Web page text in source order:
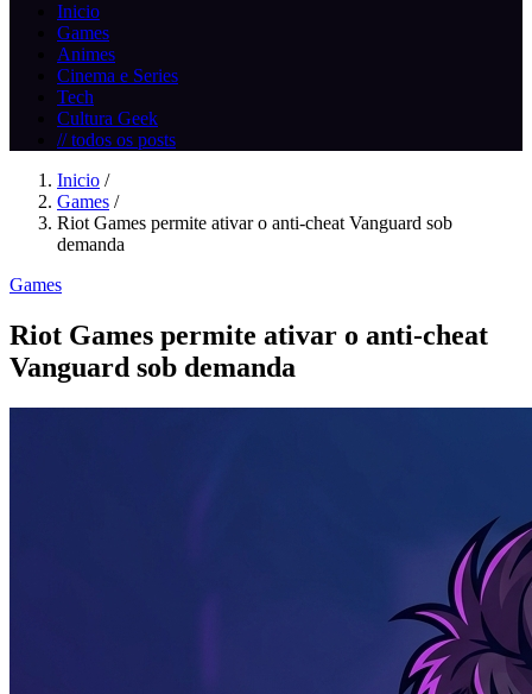
Inicio
Games
Animes
Cinema e Series
Tech
Cultura Geek
// todos os posts
Inicio /
Games /
Riot Games permite ativar o anti-cheat Vanguard sob
demanda
Games
Riot Games permite ativar o anti-cheat
Vanguard sob demanda